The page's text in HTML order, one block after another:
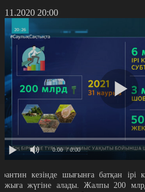
20:00
0:00 / 0:00
кезінде шығынға батқан ірі
жүгіне алады. Жалпы 200